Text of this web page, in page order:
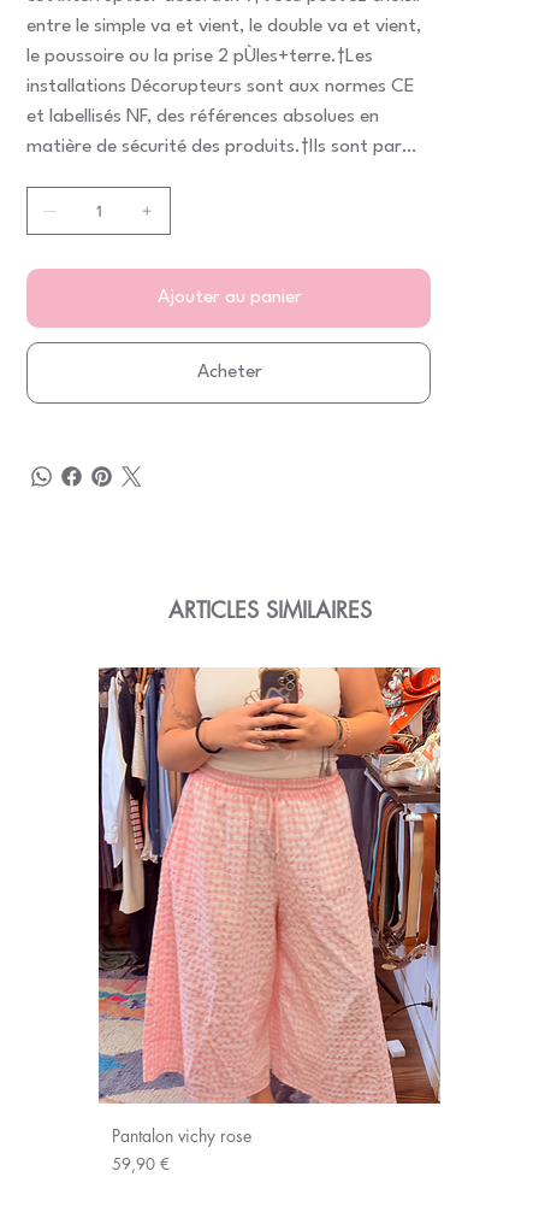
entre le simple va et vient, le double va et vient,
le poussoire ou la prise 2 pÙles+terre.†Les
installations Décorupteurs sont aux normes CE
et labellisés NF, des références absolues en
matière de sécurité des produits.†Ils sont par
à raccordement rapide sur système de fixation
à griffes ou sur une fixation à vis.†De plus, gr‚ce
à son installation rapide, les faÁades sont
aisément interchangeables. Ainsi, vous pourrez
revoir votre décoration intérieure au gré des
tendances et de vos envies. †Puissance maxi :
2300 Watts sous 230 Volts - FaÁade décorée
d'installations, Modernes ou
Ajouter au panier
Acheter
ARTICLES SIMILAIRES
Pantalon vichy rose
Prix
59,90 €